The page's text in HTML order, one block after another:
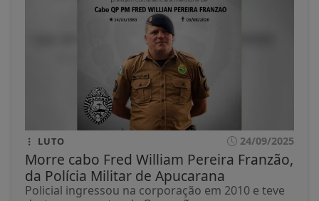
LUTO 24/09/2025
Morre cabo Fred William Pereira Franzão,
da Polícia Militar de Apucarana
Policial ingressou na corporação em 2010 e teve